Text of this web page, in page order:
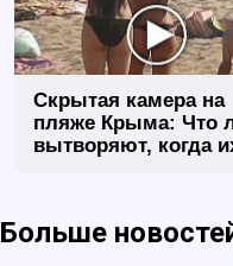
Скрытая камера на
пляже Крыма: Что
вытворяют, когда
Больше